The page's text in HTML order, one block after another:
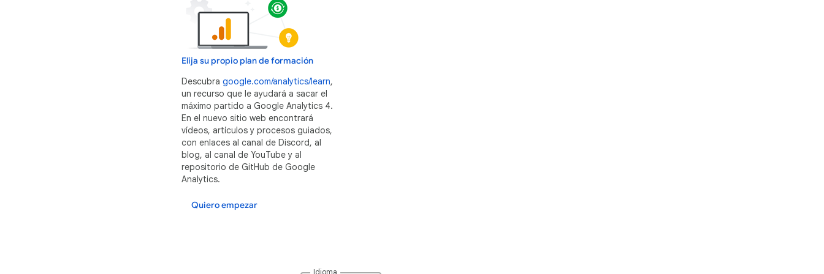
Elija su propio plan de formación
Descubra google.com/analytics/learn,
un recurso que le ayudará a sacar el
máximo partido a Google Analytics 4.
En el nuevo sitio web encontrará
vídeos, artículos y procesos guiados,
con enlaces al canal de Discord, al
blog, al canal de YouTube y al
repositorio de GitHub de Google
Analytics.
Quiero empezar
Idioma